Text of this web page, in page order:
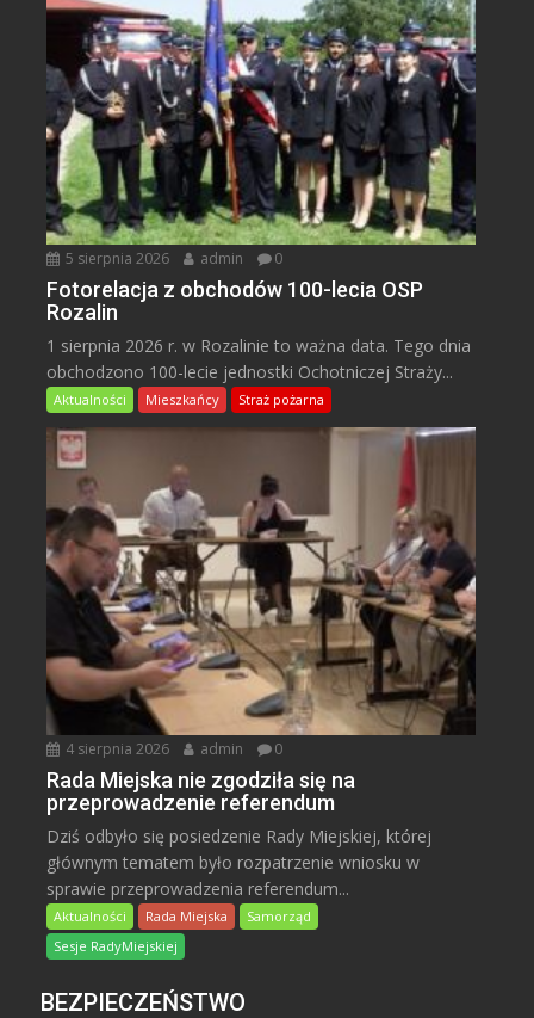
5 sierpnia 2026 admin 0
Fotorelacja z obchodów 100-lecia OSP
Rozalin
1 sierpnia 2026 r. w Rozalinie to ważna data. Tego dnia
obchodzono 100-lecie jednostki Ochotniczej Straży...
Aktualności Mieszkańcy Straż pożarna
4 sierpnia 2026 admin 0
Rada Miejska nie zgodziła się na
przeprowadzenie referendum
Dziś odbyło się posiedzenie Rady Miejskiej, której
głównym tematem było rozpatrzenie wniosku w
sprawie przeprowadzenia referendum...
Aktualności Rada Miejska
Samorząd
Sesje RadyMiejskiej
BEZPIECZEŃSTWO